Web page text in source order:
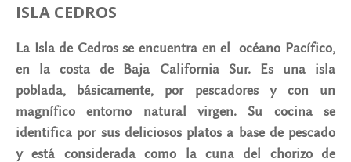
ISLA CEDROS
La Isla de Cedros se encuentra en el océano Pacífico,
en la costa de Baja California Sur. Es una isla
poblada, básicamente, por pescadores y con un
magnífico entorno natural virgen. Su cocina se
identifica por sus deliciosos platos a base de pescado
y está considerada como la cuna del chorizo de